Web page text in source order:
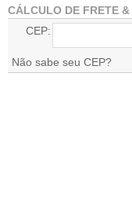
CÁLCULO DE FRETE
CEP:
Não sabe seu CEP?